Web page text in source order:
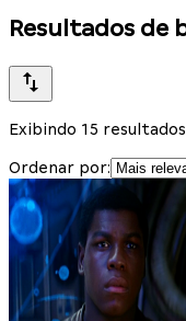
Resultados de
Exibindo 15
Ordenar por: